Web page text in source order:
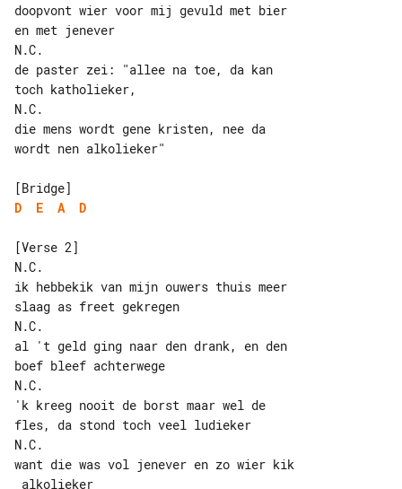
doopvont wier voor mij gevuld met bier
en met jenever
N.C.
de paster zei: "allee na toe, da kan
toch katholieker,
N.C.
die mens wordt gene kristen, nee da
wordt nen alkolieker"
D
E A D
[Verse 2]
N.C.
ik hebbekik van mijn ouwers thuis meer
slaag as freet gekregen
N.C.
al 't geld ging naar den drank, en den
boef bleef achterwege
'k kreeg nooit de borst maar wel de
fles, da stond toch veel ludieker
N.C.
want die was vol jenever en zo wier kik